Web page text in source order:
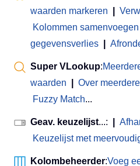
waarden markeren
Kolommen
gegevensverlies
Super VLookup:
waarden
Over
Fuzzy Match...
Geav. keuzelijst...:
Keuzelijst met
Kolombeheerder:Voeg